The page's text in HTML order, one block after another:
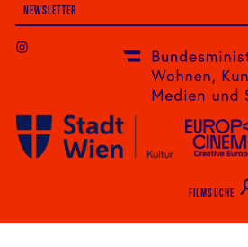
NEWSLETTER
FILMSUCHE